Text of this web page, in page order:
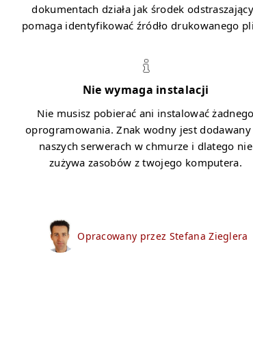
dokumentach działa jak środek
pomaga identyfikować źródło drukowanego
Nie wymaga instalacji
Nie musisz pobierać ani instalować żadnego
oprogramowania. Znak wodny jest dodawany
naszych serwerach w chmurze i dlatego nie
zużywa zasobów z twojego komputera.
Opracowany przez Stefana Zieglera